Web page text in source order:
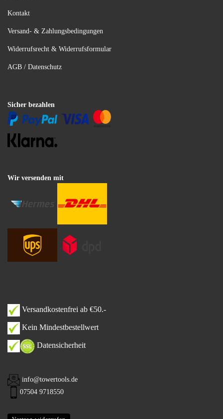
Kontakt
Versand- & Zahlungsbedingungen
Widerrufsrecht & Widerrufsformular
AGB / Datenschutz
Sicher bezahlen
Wir versenden mit
Versandkostenfrei ab €50.-
Kein Mindestbestellwert
Datensicherheit
info@towertools.de
07504 9718550